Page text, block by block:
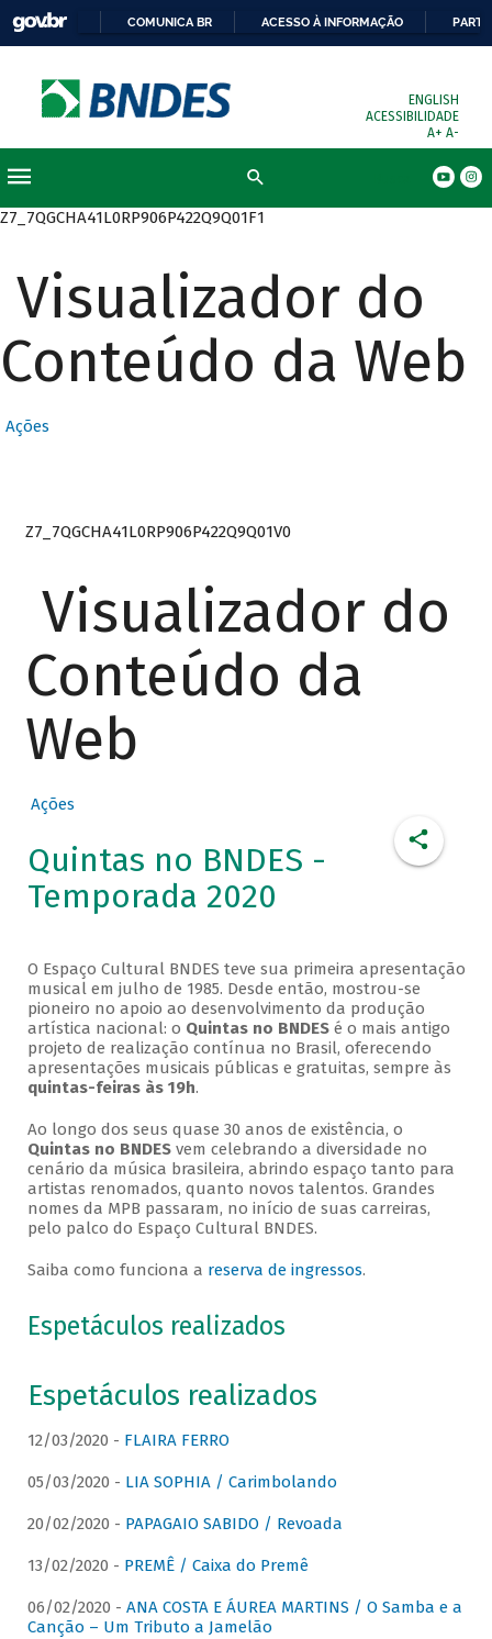
COMUNICA BR ACESSO À INFORMAÇÃO
ENGLISH
ACESSIBILIDADE
A+ A-
Z7_7QGCHA41L0RP906P422Q9Q01F1
Visualizador do
Conteúdo da Web
Ações
Z7_7QGCHA41L0RP906P422Q9Q01V0
Visualizador do
Conteúdo da
Web
Ações
Quintas no BNDES -
Temporada 2020
O Espaço Cultural BNDES teve sua primeira apresentação
musical em julho de 1985. Desde então, mostrou-se
pioneiro no apoio ao desenvolvimento da produção
artística nacional: o Quintas no BNDESé o mais antigo
projeto de realização contínua no Brasil, oferecendo
apresentações musicais públicas e gratuitas, sempre às
quintas-feiras às 19h.
Ao longo dos seus quase 30 anos de existência, o
Quintas no BNDESvem celebrando a diversidade no
cenário da música brasileira, abrindo espaço tanto para
artistas renomados, quanto novos talentos. Grandes
nomes da MPB passaram, no início de suas carreiras,
pelo palco do Espaço Cultural BNDES.
Saiba como funciona a reserva de ingressos.
Espetáculos realizados
Espetáculos realizados
12/03/2020 - FLAIRA FERRO
05/03/2020 - LIA SOPHIA / Carimbolando
20/02/2020 - PAPAGAIO SABIDO / Revoada
13/02/2020 - PREMÊ / Caixa do Premê
06/02/2020 - ANA COSTA E ÁUREA MARTINS / O Samba e a
Canção – Um Tributo a Jamelão